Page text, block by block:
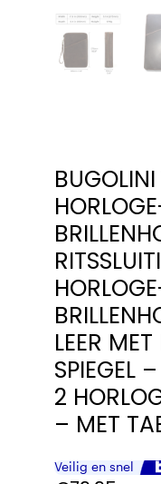
LEER
SPIEGEL
2
– MET